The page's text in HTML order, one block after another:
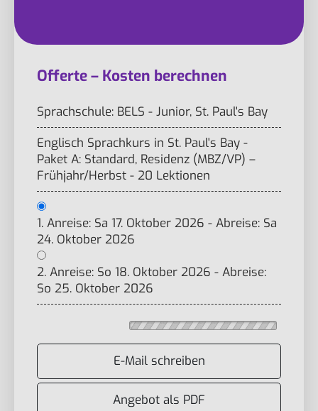
Offerte – Kosten berechnen
Sprachschule: BELS - Junior, St. Paul's Bay
Englisch Sprachkurs in St. Paul's Bay -
Paket A: Standard, Residenz (MBZ/VP) –
Frühjahr/Herbst - 20 Lektionen
1. Anreise: Sa 17. Oktober 2026 - Abreise: Sa
24. Oktober 2026
2. Anreise: So 18. Oktober 2026 - Abreise:
So 25. Oktober 2026
E-Mail schreiben
Angebot als PDF